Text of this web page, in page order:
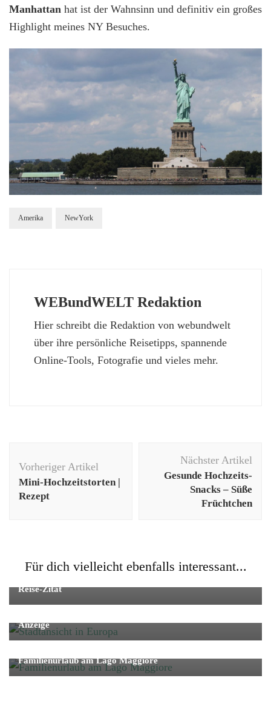
Manhattan hat ist der Wahnsinn und definitiv ein großes
Highlight meines NY Besuches.
Amerika NewYork
WEBundWELT Redaktion
Hier schreibt die Redaktion von webundwelt
über ihre persönliche Reisetipps, spannende
Online-Tools, Fotografie und vieles mehr.
Vorheriger Artikel
Mini-Hochzeitstorten |
Rezept
Nächster Artikel
Gesunde Hochzeits-
Snacks – Süße
Früchtchen
Für dich vielleicht ebenfalls interessant...
Fernreise Reise
Reise-Zitat
Anzeige
Familienurlaub am Lago Maggiore